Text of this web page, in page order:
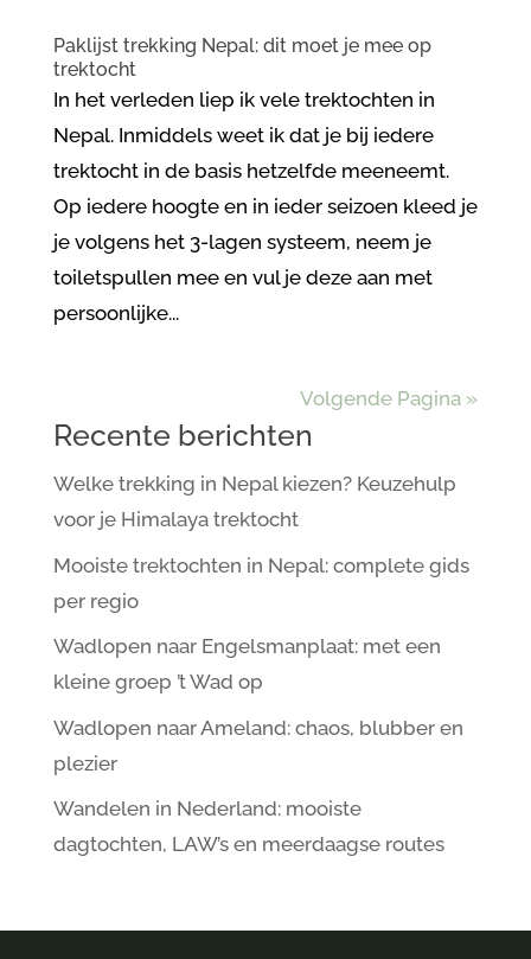
Paklijst trekking Nepal: dit moet je mee op
trektocht
In het verleden liep ik vele trektochten in
Nepal. Inmiddels weet ik dat je bij iedere
trektocht in de basis hetzelfde meeneemt.
Op iedere hoogte en in ieder seizoen kleed je
je volgens het 3-lagen systeem, neem je
toiletspullen mee en vul je deze aan met
persoonlijke...
Volgende Pagina »
Recente berichten
Welke trekking in Nepal kiezen? Keuzehulp
voor je Himalaya trektocht
Mooiste trektochten in Nepal: complete gids
per regio
Wadlopen naar Engelsmanplaat: met een
kleine groep ’t Wad op
Wadlopen naar Ameland: chaos, blubber en
plezier
Wandelen in Nederland: mooiste
dagtochten, LAW’s en meerdaagse routes